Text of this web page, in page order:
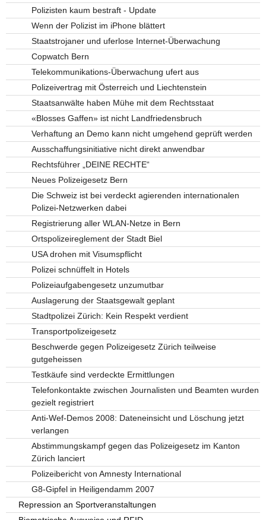
Polizisten kaum bestraft - Update
Wenn der Polizist im iPhone blättert
Staatstrojaner und uferlose Internet-Überwachung
Copwatch Bern
Telekommunikations-Überwachung ufert aus
Polizeivertrag mit Österreich und Liechtenstein
Staatsanwälte haben Mühe mit dem Rechtsstaat
«Blosses Gaffen» ist nicht Landfriedensbruch
Verhaftung an Demo kann nicht umgehend geprüft werden
Ausschaffungsinitiative nicht direkt anwendbar
Rechtsführer „DEINE RECHTE“
Neues Polizeigesetz Bern
Die Schweiz ist bei verdeckt agierenden internationalen
Polizei-Netzwerken dabei
Registrierung aller WLAN-Netze in Bern
Ortspolizeireglement der Stadt Biel
USA drohen mit Visumspflicht
Polizei schnüffelt in Hotels
Polizeiaufgabengesetz unzumutbar
Auslagerung der Staatsgewalt geplant
Stadtpolizei Zürich: Kein Respekt verdient
Transportpolizeigesetz
Beschwerde gegen Polizeigesetz Zürich teilweise
gutgeheissen
Testkäufe sind verdeckte Ermittlungen
Telefonkontakte zwischen Journalisten und Beamten wurden
gezielt registriert
Anti-Wef-Demos 2008: Dateneinsicht und Löschung jetzt
verlangen
Abstimmungskampf gegen das Polizeigesetz im Kanton
Zürich lanciert
Polizeibericht von Amnesty International
G8-Gipfel in Heiligendamm 2007
Repression an Sportveranstaltungen